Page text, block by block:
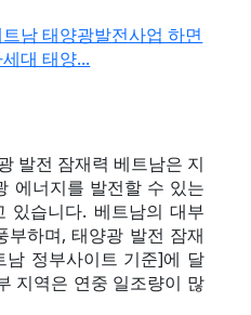
남 태양광발전사업 하면
대 태양...
발전 잠재력 베트남은 지
에너지를 발전할 수 있는
있습니다. 베트남의 대부
부하며, 태양광 발전 잠재
정부사이트 기준]에 달
지역은 연중 일조량이 많